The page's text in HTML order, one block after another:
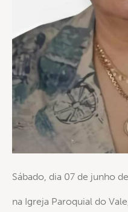
Sábado, dia 07 de junho
na Igreja Paroquial do